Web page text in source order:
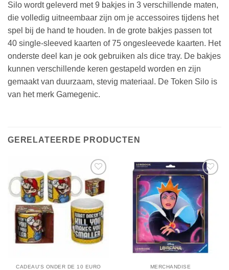
Silo wordt geleverd met 9 bakjes in 3 verschillende maten,
die volledig uitneembaar zijn om je accessoires tijdens het
spel bij de hand te houden. In de grote bakjes passen tot
40 single-sleeved kaarten of 75 ongesleevede kaarten. Het
onderste deel kan je ook gebruiken als dice tray. De bakjes
kunnen verschillende keren gestapeld worden en zijn
gemaakt van duurzaam, stevig materiaal. De Token Silo is
van het merk Gamegenic.
GERELATEERDE PRODUCTEN
CADEAU'S ONDER DE 10 EURO MERCHANDISE